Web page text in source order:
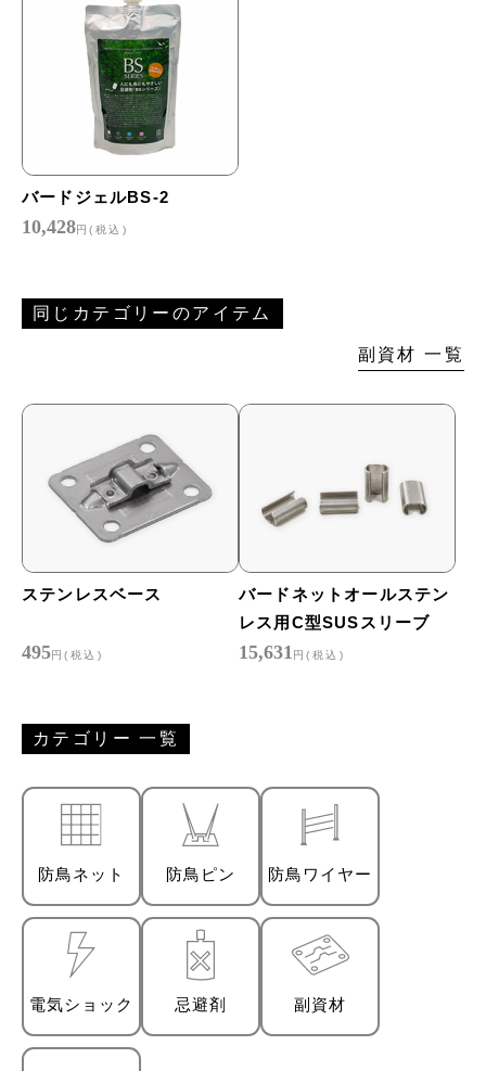
バードジェルBS-2
10,428円(税込)
同じカテゴリーのアイテム
副資材 一覧
ステンレスベース
495円(税込)
バードネットオールステン
レス用C型SUSスリーブ
15,631円(税込)
カテゴリー 一覧
防鳥ネット 防鳥ピン 防鳥ワイヤー
電気ショック 忌避剤 副資材